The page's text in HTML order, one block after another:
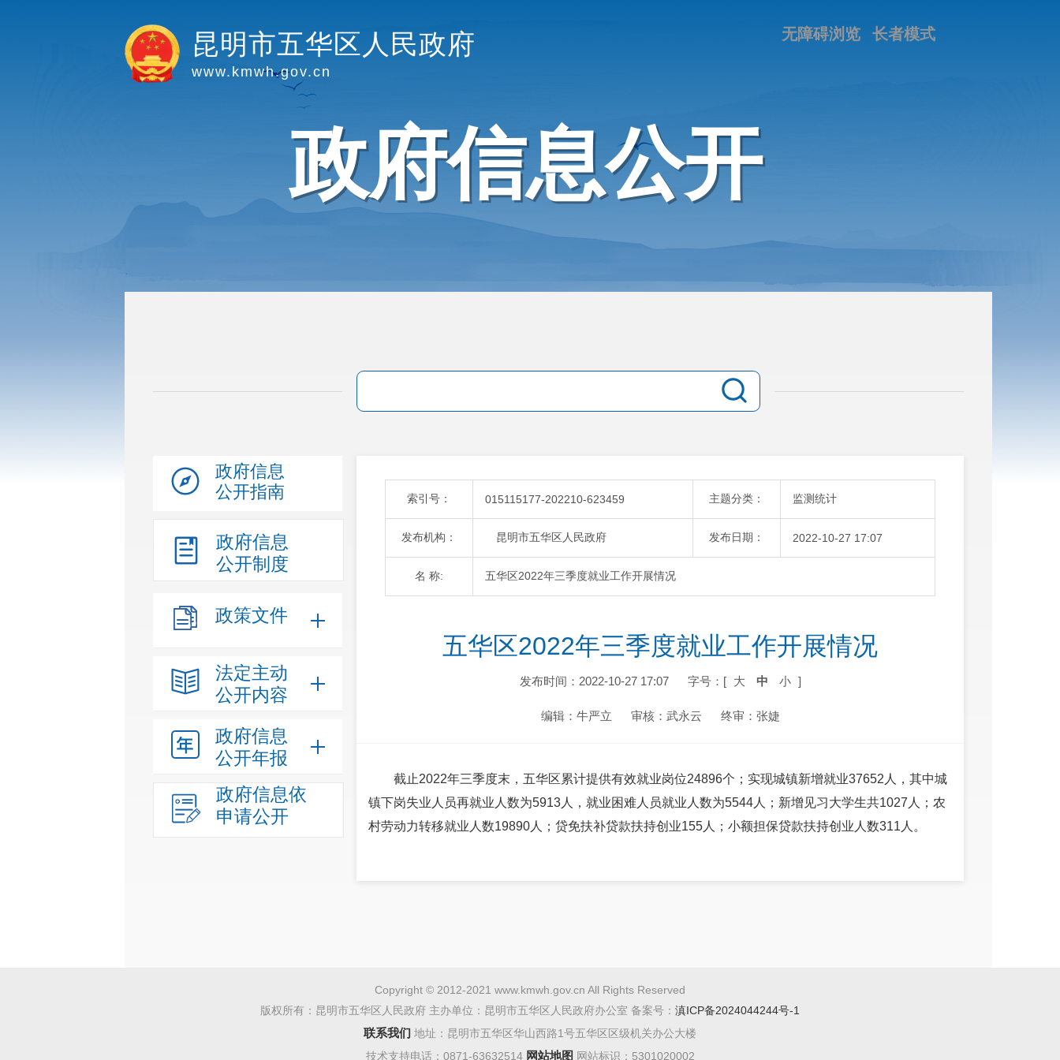
昆明市五华区人民政府
www.kmwh.gov.cn
长者模式
无障碍浏览
政府信息公开
政府信息
公开指南
政府信息
公开制度
政策文件
法定主动
公开内容
政府信息
公开年报
政府信息依
申请公开
索引号： 015115177-202210-623459 主题分类： 监测统计
发布机构： 昆明市五华区人民政府 发布日期： 2022-10-27 17:07
名 称: 五华区2022年三季度就业工作开展情况
五华区2022年三季度就业工作开展情况
发布时间：2022-10-27 17:07 字号：[ 大 中 小 ]
编辑：牛严立 审核：武永云 终审：张婕
截止2022年三季度末，五华区累计提供有效就业岗位24896个；实现城镇新增就业37652人，其中城
镇下岗失业人员再就业人数为5913人，就业困难人员就业人数为5544人；新增见习大学生共1027人；农
村劳动力转移就业人数19890人；贷免扶补贷款扶持创业155人；小额担保贷款扶持创业人数311人。
Copyright © 2012-2021 www.kmwh.gov.cn All Rights Reserved
版权所有：昆明市五华区人民政府 主办单位：昆明市五华区人民政府办公室 备案号： 滇ICP备2024044244号-1
联系我们 地址：昆明市五华区华山西路1号五华区区级机关办公大楼
技术支持电话：0871-63632514 网站地图 网站标识：5301020002